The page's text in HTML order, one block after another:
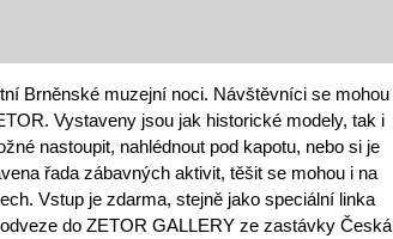
Brněnské muzejní noci. Návštěvníci se mohou
Vystaveny jsou jak historické modely, tak i
nastoupit, nahlédnout pod kapotu, nebo si je
řada zábavných aktivit, těšit se mohou i na
Vstup je zdarma, stejně jako speciální linka
do ZETOR GALLERY ze zastávky Česká